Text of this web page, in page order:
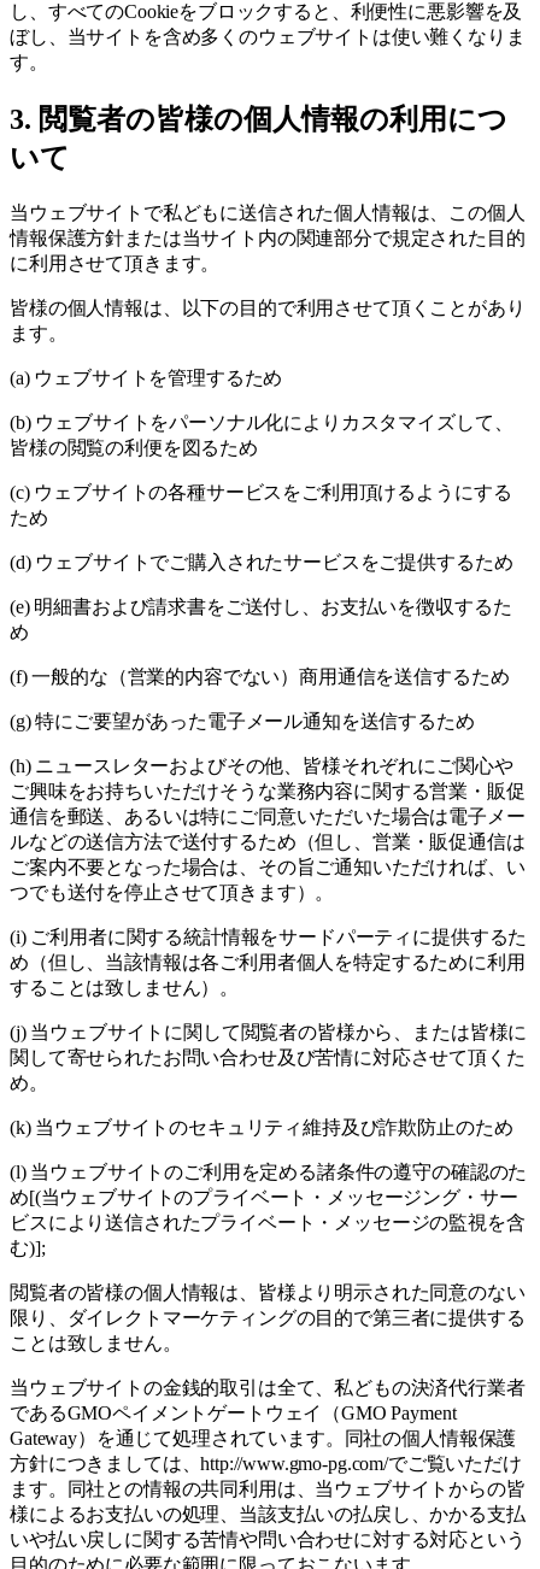
し、すべてのCookieをブロックすると、利便性に悪影響を及
ぼし、当サイトを含め多くのウェブサイトは使い難くなりま
す。
3. 閲覧者の皆様の個人情報の利用につ
いて
当ウェブサイトで私どもに送信された個人情報は、この個人
情報保護方針または当サイト内の関連部分で規定された目的
に利用させて頂きます。
皆様の個人情報は、以下の目的で利用させて頂くことがあり
ます。
(a) ウェブサイトを管理するため
(b) ウェブサイトをパーソナル化によりカスタマイズして、
皆様の閲覧の利便を図るため
(c) ウェブサイトの各種サービスをご利用頂けるようにする
ため
(d) ウェブサイトでご購入されたサービスをご提供するため
(e) 明細書および請求書をご送付し、お支払いを徴収するた
め
(f) 一般的な（営業的内容でない）商用通信を送信するため
(g) 特にご要望があった電子メール通知を送信するため
(h) ニュースレターおよびその他、皆様それぞれにご関心や
ご興味をお持ちいただけそうな業務内容に関する営業・販促
通信を郵送、あるいは特にご同意いただいた場合は電子メー
ルなどの送信方法で送付するため（但し、営業・販促通信は
ご案内不要となった場合は、その旨ご通知いただければ、い
つでも送付を停止させて頂きます）。
(i) ご利用者に関する統計情報をサードパーティに提供するた
め（但し、当該情報は各ご利用者個人を特定するために利用
することは致しません）。
(j) 当ウェブサイトに関して閲覧者の皆様から、または皆様に
関して寄せられたお問い合わせ及び苦情に対応させて頂くた
め。
(k) 当ウェブサイトのセキュリティ維持及び詐欺防止のため
(l) 当ウェブサイトのご利用を定める諸条件の遵守の確認のた
め[(当ウェブサイトのプライベート・メッセージング・サー
ビスにより送信されたプライベート・メッセージの監視を含
む)];
閲覧者の皆様の個人情報は、皆様より明示された同意のない
限り、ダイレクトマーケティングの目的で第三者に提供する
ことは致しません。
当ウェブサイトの金銭的取引は全て、私どもの決済代行業者
であるGMOペイメントゲートウェイ（GMO Payment
Gateway）を通じて処理されています。同社の個人情報保護
方針につきましては、http://www.gmo-pg.com/でご覧いただけ
ます。同社との情報の共同利用は、当ウェブサイトからの皆
様によるお支払いの処理、当該支払いの払戻し、かかる支払
いや払い戻しに関する苦情や問い合わせに対する対応という
目的のために必要な範囲に限っておこないます。